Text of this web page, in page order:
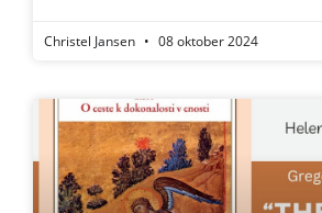
Christel Jansen 08 oktober 2024